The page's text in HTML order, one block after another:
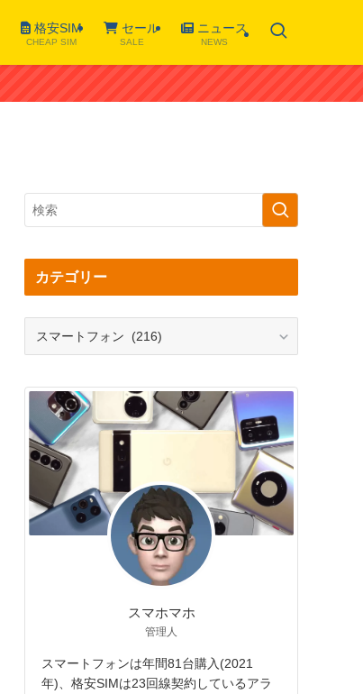
格安SIM
CHEAP SIM
セール
SALE
ニュース
NEWS
カテゴリー
リ
スマホマホ
管理人
スマートフォンは年間81台購入(2021
年)、格安SIMは23回線契約しているアラ